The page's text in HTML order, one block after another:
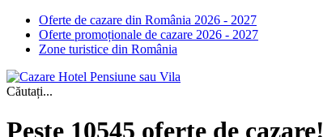
Oferte de cazare din România 2026 - 2027
Oferte promoționale de cazare 2026 - 2027
Zone turistice din România
Căutați...
Peste 10545 oferte de cazare!